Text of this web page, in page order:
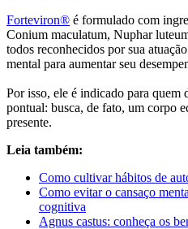
Forteviron® é formulado com
Conium maculatum, Nuphar
todos reconhecidos por sua
mental para aumentar seu
Por isso, ele é indicado para quem
pontual: busca, de fato, um corpo
presente.
Leia também:
Como cultivar hábitos de
Como evitar o cansaço
cognitiva
Agnus castus: conheça os